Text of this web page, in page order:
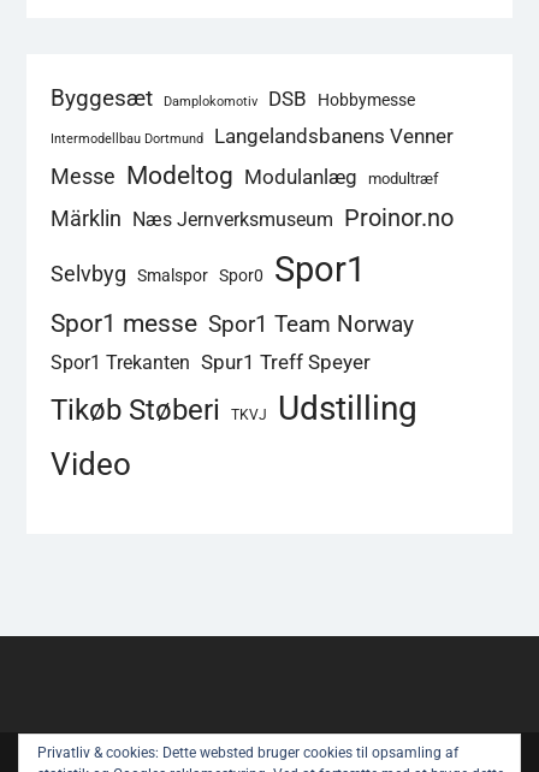
Byggesæt Damplokomotiv DSB Hobbymesse
Intermodellbau Dortmund
Langelandsbanens Venner
Messe Modeltog Modulanlæg modultræf
Märklin Næs Jernverksmuseum Proinor.no
Selvbyg Smalspor Spor0 Spor1
Spor1 messe Spor1 Team Norway
Spor1 Trekanten Spur1 Treff Speyer
Tikøb Støberi TKVJ Udstilling
Video
Copyright © All rights reserved.
Privatliv & cookies: Dette websted bruger cookies til opsamling af